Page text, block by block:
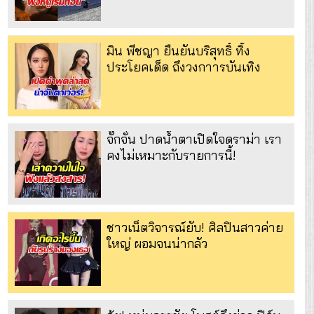
มิน พีชญา ยืนยันบริสุทธิ์ ทิ้ง
ประโยคเด็ด ถึงวงกาารบันเทิง
จั๊กจั่น ปาดน้ำตาเปิดใจดราม่า เรา
คงไม่เหมาะกับรายการนี้!
ชาวเน็ตวิจารณ์ยับ! ศิลปินสาวค่าย
ใหญ่ ผอมจนน่ากลัว